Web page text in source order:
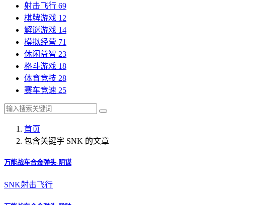
射击飞行 69
棋牌游戏 12
解谜游戏 14
模拟经营 71
休闲益智 23
格斗游戏 18
体育竞技 28
赛车竞速 25
首页
包含关键字 SNK 的文章
万能战车合金弹头-阴谋
SNK射击飞行